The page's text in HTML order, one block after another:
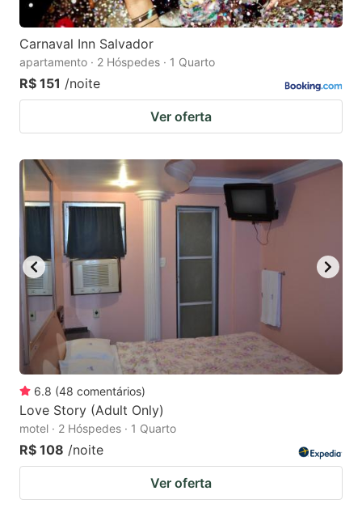
Carnaval Inn Salvador
apartamento · 2 Hóspedes · 1 Quarto
R$ 151 /noite
Ver oferta
6.8 (48 comentários)
Love Story (Adult Only)
motel · 2 Hóspedes · 1 Quarto
R$ 108 /noite
Ver oferta